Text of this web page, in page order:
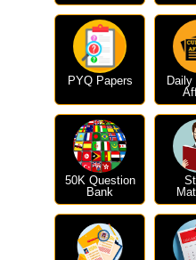
PYQ Papers
Daily
50K Question
Bank